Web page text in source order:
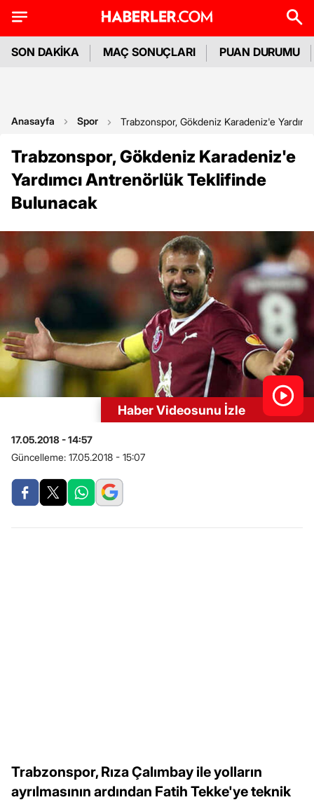
SON DAKİKA MAÇ SONUÇLARI PUAN DURUMU
Anasayfa Spor Trabzonspor, Gökdeniz Karadeniz'e
Trabzonspor, Gökdeniz Karadeniz'e
Yardımcı Antrenörlük Teklifinde
Bulunacak
Haber Videosunu İzle
17.05.2018 - 14:57
Güncelleme: 17.05.2018 - 15:07
Trabzonspor, Rıza Çalımbay ile yolların
ayrılmasının ardından Fatih Tekke'ye teknik